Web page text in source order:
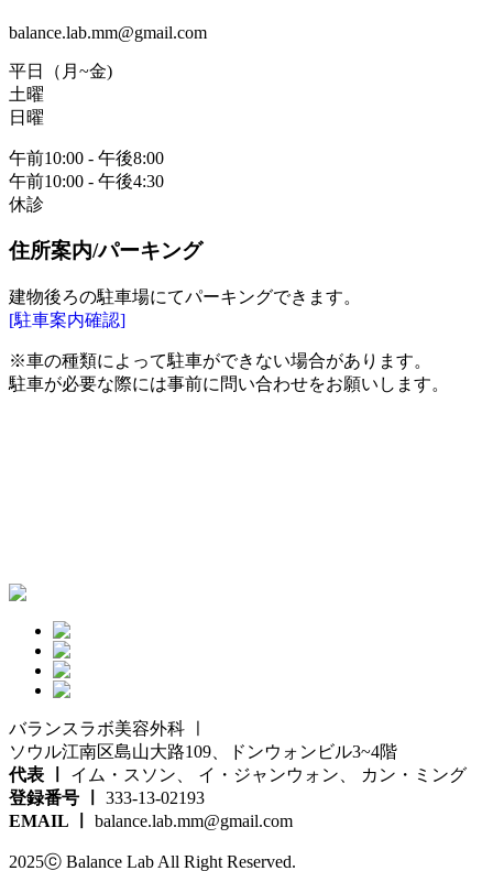
balance.lab.mm@gmail.com
平日（月~金)
土曜
日曜
午前10:00 - 午後8:00
午前10:00 - 午後4:30
休診
住所案内/パーキング
建物後ろの駐車場にてパーキングできます。
[駐車案内確認]
※車の種類によって駐車ができない場合があります。
駐車が必要な際には事前に問い合わせをお願いします。
バランスラボ美容外科
ソウル江南区島山大路109、ドンウォンビル3~4階
代表
イム・スソン、 イ・ジャンウォン、 カン・ミング
登録番号
333-13-02193
EMAIL
balance.lab.mm@gmail.com
2025ⓒ Balance Lab All Right Reserved.